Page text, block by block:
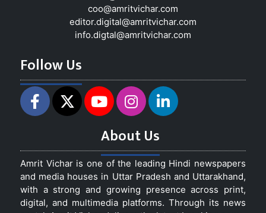
coo@amritvichar.com
editor.digital@amritvichar.com
info.digtal@amritvichar.com
Follow Us
About Us
Amrit Vichar is one of the leading Hindi newspapers
and media houses in Uttar Pradesh and Uttarakhand,
with a strong and growing presence across print,
digital, and multimedia platforms. Through its news